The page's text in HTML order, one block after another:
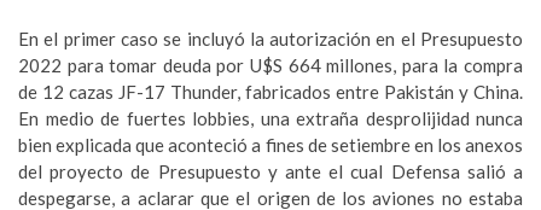
En el primer caso se incluyó la autorización en el Presupuesto
2022 para tomar deuda por U$S 664 millones, para la compra
de 12 cazas JF-17 Thunder, fabricados entre Pakistán y China.
En medio de fuertes lobbies, una extraña desprolijidad nunca
bien explicada que aconteció a fines de setiembre en los anexos
del proyecto de Presupuesto y ante el cual Defensa salió a
despegarse, a aclarar que el origen de los aviones no estaba